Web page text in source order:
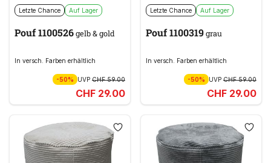
Letzte Chance Auf Lager
Pouf 1100526gelb & gold
In versch. Farben erhältlich
-50% UVP CHF 59.00
CHF 29.00
Letzte Chance Auf Lager
Pouf 1100319grau
In versch. Farben erhältlich
-50% UVPCHF 59.00
CHF 29.00